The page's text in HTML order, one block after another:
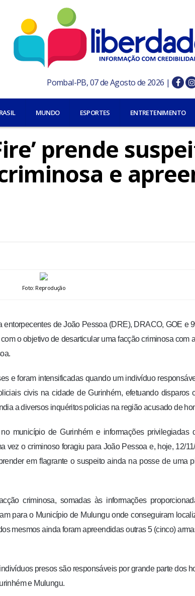
Pombal-PB, 07 de Agosto de 2026 |
MUNDO ESPORTES ENTRETENIMENTO
prende
e
Foto: Reprodução
de João Pessoa (DRE), DRACO, GOE e
o objetivo de desarticular uma facção criminosa com
e foram intensificadas quando um indivíduo
civis na cidade de Gurinhém, efetuando disparos
a diversos inquéritos policias na região acusado de
município de Gurinhém e informações privilegiadas
vez o criminoso foragiu para João Pessoa e, hoje, 12/
em flagrante o suspeito ainda na posse de uma
criminosa, somadas às informações
para o Município de Mulungu onde conseguiram
mesmos ainda foram apreendidas outras 5 (cinco)
presos são responsáveis por grande parte dos
e Mulungu.